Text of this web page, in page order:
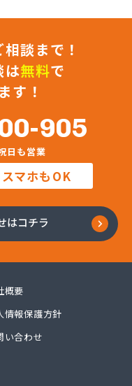
談まで！
は無料で
す！
905
日も営業
スマホもOK
はコチラ
概要
情報保護方針
い合わせ